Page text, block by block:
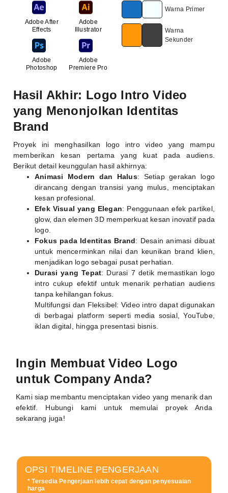
Adobe After
Effects
Adobe
Illustrator
Adobe
Photoshop
Adobe
Premiere Pro
Warna Primer
Warna
Sekunder
Hasil Akhir: Logo Intro Video
yang Menonjolkan Identitas
Brand
Proyek ini menghasilkan logo intro video yang mampu
memberikan kesan pertama yang kuat pada audiens.
Berikut detail keunggulan hasil akhirnya:
Animasi Modern dan Halus: Setiap gerakan logo
dirancang dengan transisi yang mulus, menciptakan
kesan profesional.
Efek Visual yang Elegan: Penggunaan efek partikel,
glow, dan elemen 3D memperkuat kesan inovatif pada
logo.
Fokus pada Identitas Brand: Desain animasi dibuat
untuk mencerminkan nilai dan keunikan brand klien,
menjadikan logo sebagai pusat perhatian.
Durasi yang Tepat: Durasi 7 detik memastikan logo
intro cukup efektif untuk menarik perhatian audiens
tanpa kehilangan fokus.
Multifungsi dan Fleksibel: Video intro dapat digunakan
di berbagai platform seperti media sosial, YouTube,
iklan digital, hingga presentasi bisnis.
Ingin Membuat Video Logo
untuk Company Anda?
Kami siap membantu menciptakan video yang menarik dan
efektif. Hubungi kami untuk memulai proyek Anda
sekarang juga!
OPSI TIMELINE PENGERJAAN
* Tersedia Pengerjaan lebih cepat dengan penyesuaian
harga